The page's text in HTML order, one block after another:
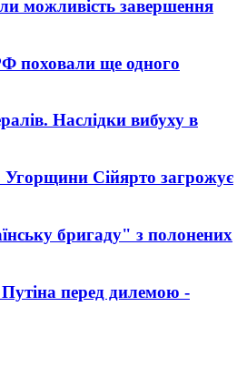
можливість завершення
поховали ще одного
Наслідки вибуху в
Сійярто загрожує
бригаду" з полонених
перед дилемою -